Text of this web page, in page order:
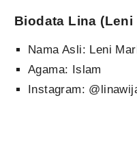
Biodata Lina (Leni
Nama Asli: Leni
Agama: Islam
Instagram: